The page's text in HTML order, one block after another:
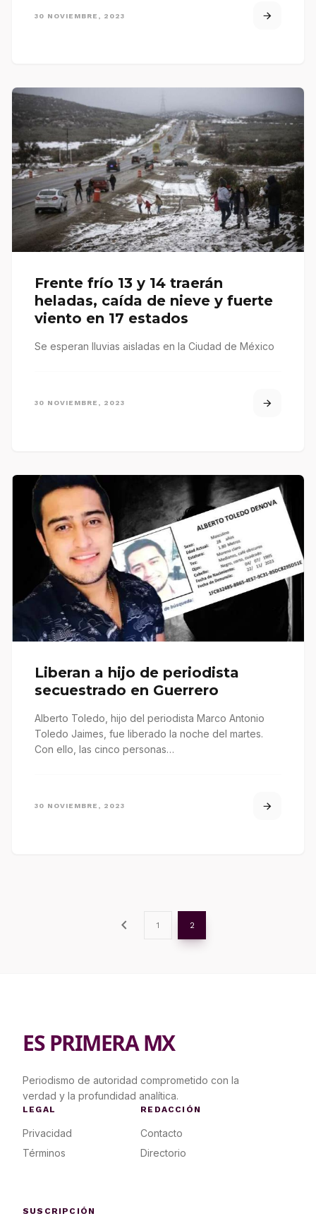
30 NOVIEMBRE, 2023
Frente frío 13 y 14 traerán
heladas, caída de nieve y fuerte
viento en 17 estados
Se esperan lluvias aisladas en la Ciudad de México
30 NOVIEMBRE, 2023
Liberan a hijo de periodista
secuestrado en Guerrero
Alberto Toledo, hijo del periodista Marco Antonio
Toledo Jaimes, fue liberado la noche del martes.
Con ello, las cinco personas…
30 NOVIEMBRE, 2023
chevron_left 1 2
ES PRIMERA MX
Periodismo de autoridad comprometido con la
verdad y la profundidad analítica.
LEGAL
Privacidad
Términos
REDACCIÓN
Contacto
Directorio
SUSCRIPCIÓN